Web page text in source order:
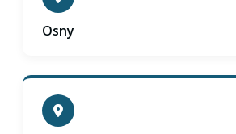
Osny